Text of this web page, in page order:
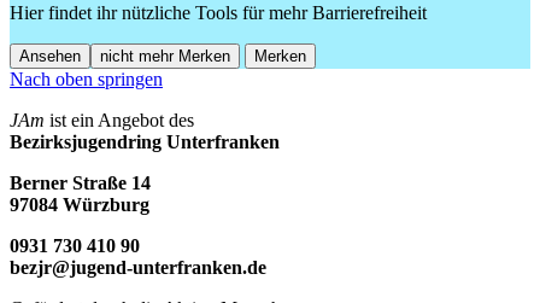
Hier findet ihr nützliche Tools für mehr Barrierefreiheit
Ansehen nicht mehr Merken Merken
Nach oben springen
JAm ist ein Angebot des
Bezirksjugendring Unterfranken
Berner Straße 14
97084 Würzburg
0931 730 410 90
bezjr@jugend-unterfranken.de